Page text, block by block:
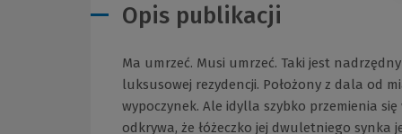
Opis publikacji
Ma umrzeć. Musi umrzeć. Taki jest
luksusowej rezydencji. Położony z dala od
wypoczynek. Ale idylla szybko przemienia
odkrywa, że łóżeczko jej dwuletniego